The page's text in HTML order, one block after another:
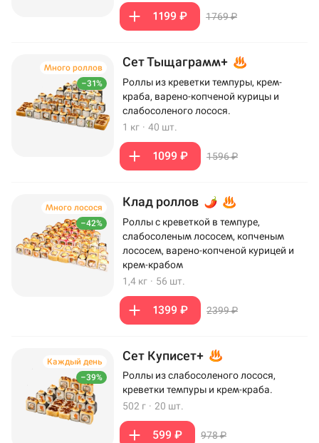
1199 ₽ 1769 ₽
–31%
Много роллов Сет Тыщаграмм+
Роллы из креветки темпуры, крем-
краба, варено-копченой курицы и
слабосоленого лосося.
1 кг · 40 шт.
1099 ₽ 1596 ₽
–42%
Много лосося Клад роллов
Роллы с креветкой в темпуре,
слабосоленым лососем, копченым
лососем, варено-копченой курицей и
крем-крабом
1,4 кг · 56 шт.
1399 ₽ 2399 ₽
–39%
Каждый день Сет Куписет+
Роллы из слабосоленого лосося,
креветки темпуры и крем-краба.
502 г · 20 шт.
599 ₽ 978 ₽